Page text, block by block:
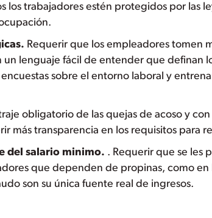
los trabajadores estén protegidos por las
Requerir que los empleadores tomen
lenguaje fácil de entender que definan
sobre el entorno laboral y
obligatorio de las quejas de acoso y
más transparencia en los requisitos para
del salario minimo. . Requerir que se les
que dependen de propinas, como
son su única fuente real de ingresos.